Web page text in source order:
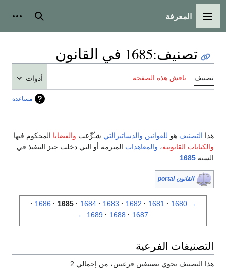
القائمة الرئيسية
المعرفة بحث
تصنيف:1685 في القانون
تصنيف ناقش هذه الصفحة أدوات
مساعدة
هذا التصنيف هو للقوانين والدساتيرالتي شـُرِّعت والقضايا المحكوم فيها
والكتابات القانونية، والمعاهدات المبرمة أو التي دخلت حيز التنفيذ في
السنة 1685
القانون portal
→
1680
1681
1682
1683
1684
1685
1686
1687
1688
1689
←
التصنيفات الفرعية
هذا التصنيف يحوي تصنيفين فرعيين، من إجمالي 2.